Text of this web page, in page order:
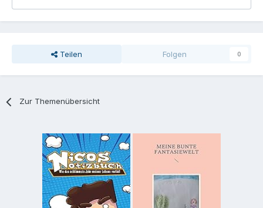
Teilen Folgen 0
Zur Themenübersicht